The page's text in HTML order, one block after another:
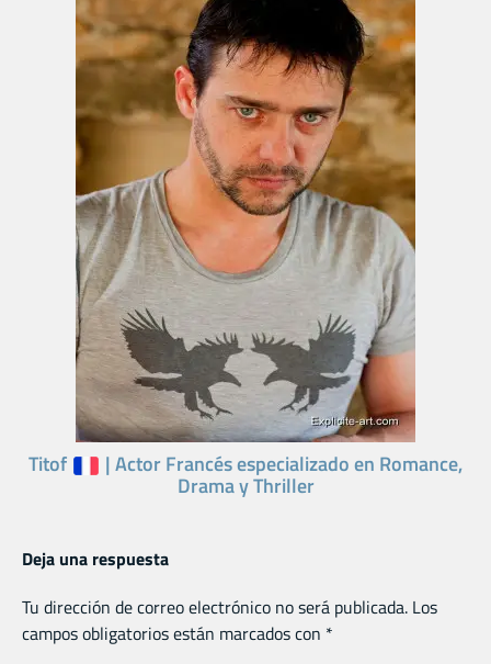
Titof | Actor Francés especializado en Romance,
Drama y Thriller
Deja una respuesta
Tu dirección de correo electrónico no será publicada. Los
campos obligatorios están marcados con *